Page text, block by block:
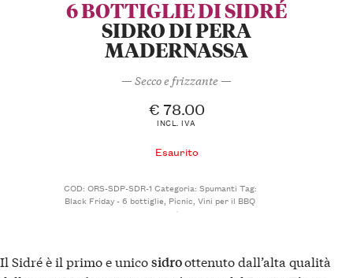
6 BOTTIGLIE DI SIDRÉ
SIDRO DI PERA
MADERNASSA
— Secco e frizzante —
€ 78.00
INCL. IVA
Esaurito
COD: ORS-SDP-SDR-1 Categoria: Spumanti Tag:
Black Friday - 6 bottiglie, Picnic,Vini per il BBQ
Il Sidré è il primo e unicosidroottenuto dall’alta qualità